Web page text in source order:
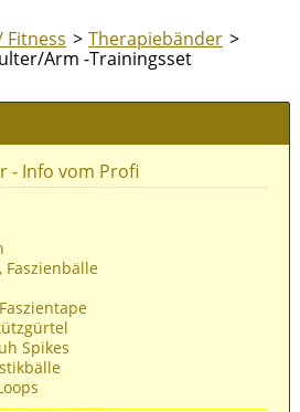
Fitness
Therapiebänder
Arm -Trainingsset
- Info vom Profi
Faszienbälle
Spikes